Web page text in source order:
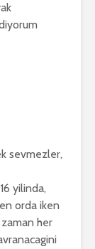
sevmezler,
yilinda,
orda iken
her